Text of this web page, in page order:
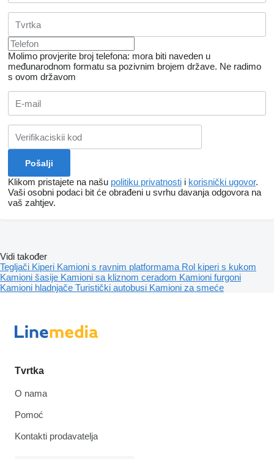
Molimo provjerite broj telefona: mora biti naveden u
međunarodnom formatu sa pozivnim brojem države. Ne radimo
s ovom državom
Klikom pristajete na našu politiku privatnosti i korisnički ugovor.
Vaši osobni podaci bit će obrađeni u svrhu davanja odgovora na
vaš zahtjev.
Vidi također
Tegljači Kiperi Kamioni s ravnim platformama Rol kiperi s kukom
Kamioni šasije Kamioni sa kliznom ceradom Kamioni furgoni
Kamioni hladnjače Turistički autobusi Kamioni za smeće
Tvrtka
O nama
Pomoć
Kontakti prodavatelja